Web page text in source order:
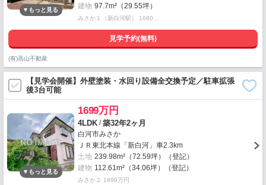
建物 97.7m²（29.55坪）
みさか１（新白河駅） 1680…
見学予約(無料)
(有)高山不動産
【見学会開催】外壁塗装・水回り設備全交換予定／駐車拡張
後3台可能
1699万円
4LDK /築32年2ヶ月
白河市みさか
ＪＲ東北本線「新白河」車2.3km
土地 239.98m²（72.59坪）（登記）
建物 112.61m²（34.06坪）（登記）
みさか２ 1699万円